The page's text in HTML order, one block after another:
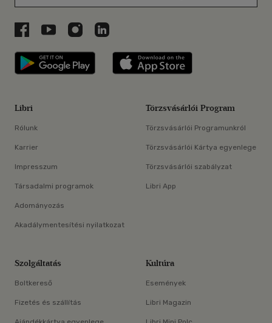
Libri a Facebookon
Libri a Youtube-on
Libri az Instagramon
Libri a LinkedInen
Libri applikáció Szerezd meg: Google
Libri
Rólunk
Karrier
Impresszum
Társadalmi programok
Adományozás
Akadálymentesítési nyilatkozat
Törzsvásárlói Program
Törzsvásárlói Programunkról
Törzsvásárlói Kártya egyenlege
Törzsvásárlói szabályzat
Libri App
Szolgáltatás
Boltkereső
Fizetés és szállítás
Kultúra
Események
Libri Magazin